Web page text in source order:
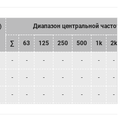
Диапазон центральной частоты
∑ 63 125 250 500 1k 2k
- - - - - - -
- - - - - - -
- - - - - - -